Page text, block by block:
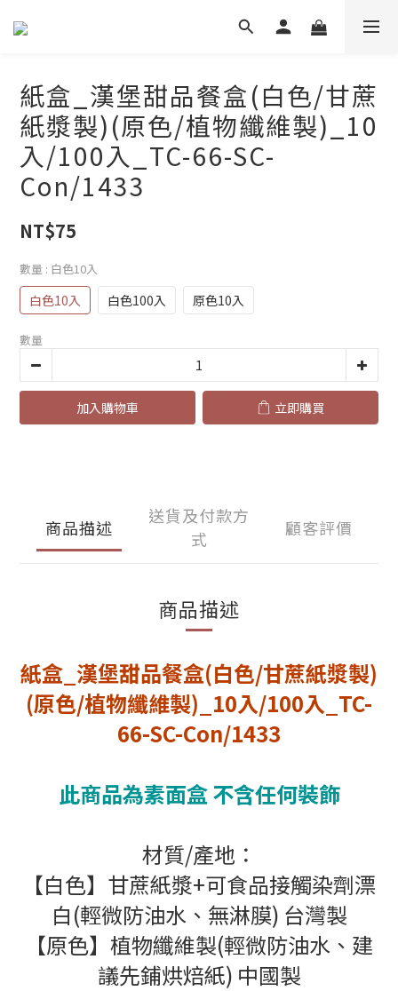
紙盒_漢堡甜品餐盒(白色/甘蔗
紙漿製)(原色/植物纖維製)_10
入/100入_TC-66-SC-
Con/1433
NT$75
數量 : 白色10入
白色10入 白色100入 原色10入
數量
加入購物車 立即購買
商品描述
送貨及付款方
式
顧客評價
商品描述
紙盒_漢堡甜品餐盒(白色/甘蔗紙漿製)
(原色/植物纖維製)_10入/100入_TC-
66-SC-Con/1433
此商品為素面盒 不含任何裝飾
材質/產地：
【白色】甘蔗紙漿+可食品接觸染劑漂
白(輕微防油水 、無淋膜) 台灣製
【原色】植物纖維製(輕微防油水、建
議先鋪烘焙紙) 中國製